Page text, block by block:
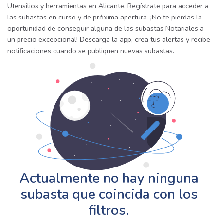
Utensilios y herramientas en Alicante. Regístrate para acceder a
las subastas en curso y de próxima apertura. ¡No te pierdas la
oportunidad de conseguir alguna de las subastas Notariales a
un precio excepcional! Descarga la app, crea tus alertas y recibe
notificaciones cuando se publiquen nuevas subastas.
Actualmente no hay ninguna
subasta que coincida con los
filtros.